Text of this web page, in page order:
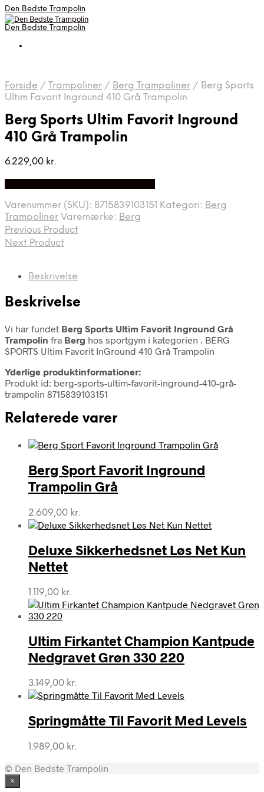
Den Bedste Trampolin
Den Bedste Trampolin
Forside / Trampoliner / Berg Trampoliner / Berg Sports
Ultim Favorit Inground 410 Grå Trampolin
Berg Sports Ultim Favorit Inground
410 Grå Trampolin
6.229,00 kr.
Varenummer (SKU): 8715839103151 Kategori: Berg
Trampoliner Varemærke: Berg
Previous Product
Next Product
Beskrivelse
Beskrivelse
Vi har fundet Berg Sports Ultim Favorit Inground Grå
Trampolin fra Berg hos sportgym i kategorien . BERG
SPORTS Ultim Favorit InGround 410 Grå Trampolin
Yderlige produktinformationer:
Produkt id: berg-sports-ultim-favorit-inground-410-grå-
trampolin 8715839103151
Relaterede varer
Berg Sport Favorit Inground
Trampolin Grå
2.609,00 kr.
Deluxe Sikkerhedsnet Løs Net Kun
Nettet
1.119,00 kr.
Ultim Firkantet Champion Kantpude
Nedgravet Grøn 330 220
3.149,00 kr.
Springmåtte Til Favorit Med Levels
1.989,00 kr.
© Den Bedste Trampolin
×